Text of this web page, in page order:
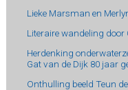
Lieke Marsman en
Literaire wandeling door
Herdenking
Gat van de Dijk 80 jaar
Onthulling beeld Teun